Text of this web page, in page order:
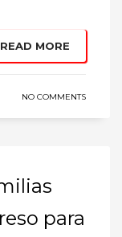
READ MORE
NO COMMENTS
para